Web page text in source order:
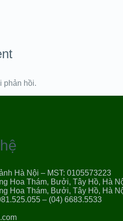
phản hồi.
Hà Nội – MST: 0105573223
Hoa Thám, Bưởi, Tây Hồ, Hà
Hoa Thám, Bưởi, Tây Hồ, Hà
– (04) 6683.5533